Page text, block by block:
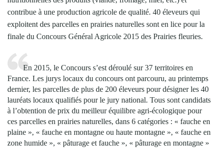
contribue à une production agricole de qualité. 40 éleveurs qui
exploitent des parcelles en prairies naturelles sont en lice pour la
finale du Concours Général Agricole 2015 des Prairies fleuries.
En 2015, le Concours s’est déroulé sur 37 territoires en
France. Les jurys locaux du concours ont parcouru, au printemps
dernier, les parcelles de plus de 200 éleveurs pour désigner les 40
lauréats locaux qualifiés pour le jury national. Tous sont candidats
à l’obtention de prix du meilleur équilibre agri-écologique pour
ces parcelles en prairies naturelles, dans 6 catégories : « fauche en
plaine », « fauche en montagne ou haute montagne », « fauche en
zone humide », « pâturage et fauche », « pâturage en montagne »